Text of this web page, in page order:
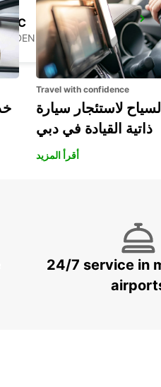
IKC
Travel with confidence
لاستئجار سيارة
ذاتية القيادة في دبي
أقرأ المزيد
24/7 service in